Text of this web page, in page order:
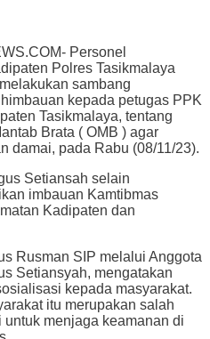
Personel
Polres Tasikmalaya
sambang
kepada petugas PPK
Tasikmalaya, tentang
Brata ( OMB ) agar
damai, pada Rabu (08/11/23).
Setiansah selain
imbauan Kamtibmas
Kadipaten dan
Rusman SIP melalui Anggota
Setiansyah, mengatakan
kepada masyarakat.
itu merupakan salah
menjaga keamanan di